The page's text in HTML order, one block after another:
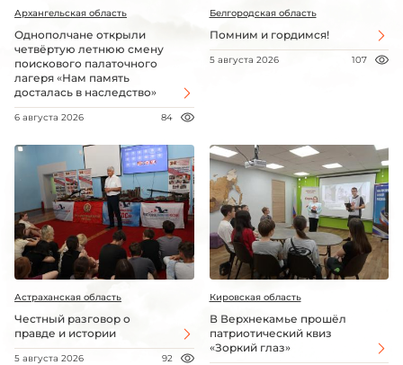
Архангельская область
Однополчане открыли
четвёртую летнюю смену
поискового палаточного
лагеря «Нам память
досталась в наследство»
6 августа 2026 84
Белгородская область
Помним и гордимся!
5 августа 2026 107
Астраханская область
Честный разговор о
правде и истории
5 августа 2026 92
Кировская область
В Верхнекамье прошёл
патриотический квиз
«Зоркий глаз»